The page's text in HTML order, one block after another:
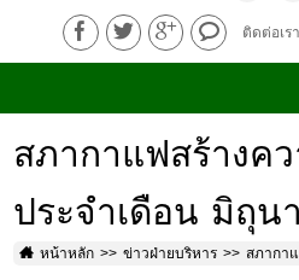
ติดต่อเรา
สภากาแฟสร้างค
ประจำเดือน มิถุน
หน้าหลัก ข่าวฝ่ายบริหาร สภากาแฟ